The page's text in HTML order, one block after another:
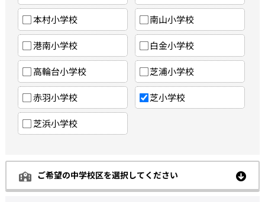
本村小学校 南山小学校
港南小学校 白金小学校
高輪台小学校 芝浦小学校
赤羽小学校 芝小学校
芝浜小学校
ご希望の中学校区を選択してください